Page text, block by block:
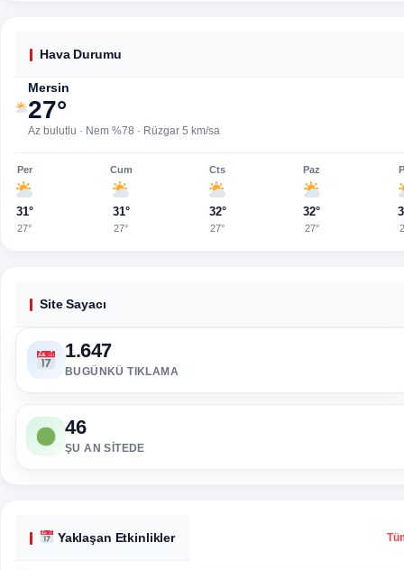
Hava Durumu
Mersin
27°
Az bulutlu · Nem %78 · Rüzgar 5 km/sa
Per
31°
27°
Cum
31°
27°
Cts
32°
27°
Paz
32°
27°
Site Sayacı
1.647
BUGÜNKÜ TIKLAMA
46
ŞU AN SITEDE
Yaklaşan Etkinlikler